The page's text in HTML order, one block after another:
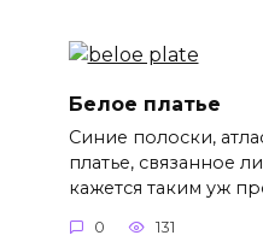
Белое платье
Синие полоски,
платье, связанное
кажется таким уж
0 131